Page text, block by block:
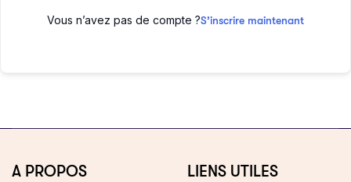
Vous n’avez pas de compte ?S’inscrire maintenant
A PROPOS LIENS UTILES